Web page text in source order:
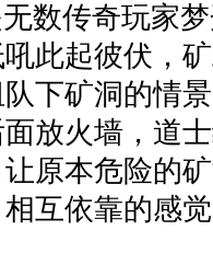
数传奇玩家
此起彼伏，
下矿洞的情
放火墙，道
原本危险的
互依靠的感